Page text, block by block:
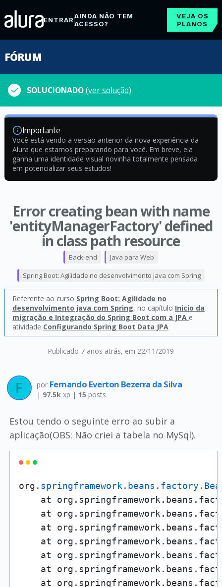
ENTRARAINDA NÃO TEM
ACESSO?
VEJA OS
PLANOS
FÓRUM
SOLUCIONADO(ver solução)
Importante
Você está vendo a versão anterior da nova experiência da
Alura que estamos preparando para você. Em breve, ela
ganha uma identidade visual novinha totalmente pensada
em potencializar seus estudos!
Error creating bean with name
'entityManagerFactory' defined
in class path resource
Publicado 7 anos atrás, em 22/11/2019
Back-end Java para Web
Spring Boot: Agilidade no desenvolvimento java com Spring
Referente ao curso Spring Boot: Agilidade no
desenvolvimento java com Spring, no capítulo Inicio da
migração e Integração do Spring Boot com a JPA e
atividade Configurando Spring Boot Data JPA
por Fernando Everton Bezerra da Silva
| 97.5kxp | 15 posts
Estou tendo o seguinte erro ao subir a
aplicação(OBS: Não criei a tabela no MySql).
org .springframework .beans .factory
at
at
at
at
at
at
at